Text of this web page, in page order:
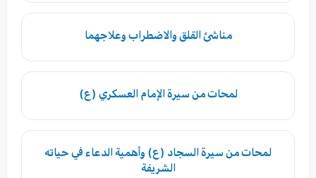
مناشئ القلق والاضطراب وعلاجهما
لمحات من سيرة الإمام العسكري (ع)
لمحات من سيرة السجاد (ع) وأهمية الدعاء في حياته
الشريفة